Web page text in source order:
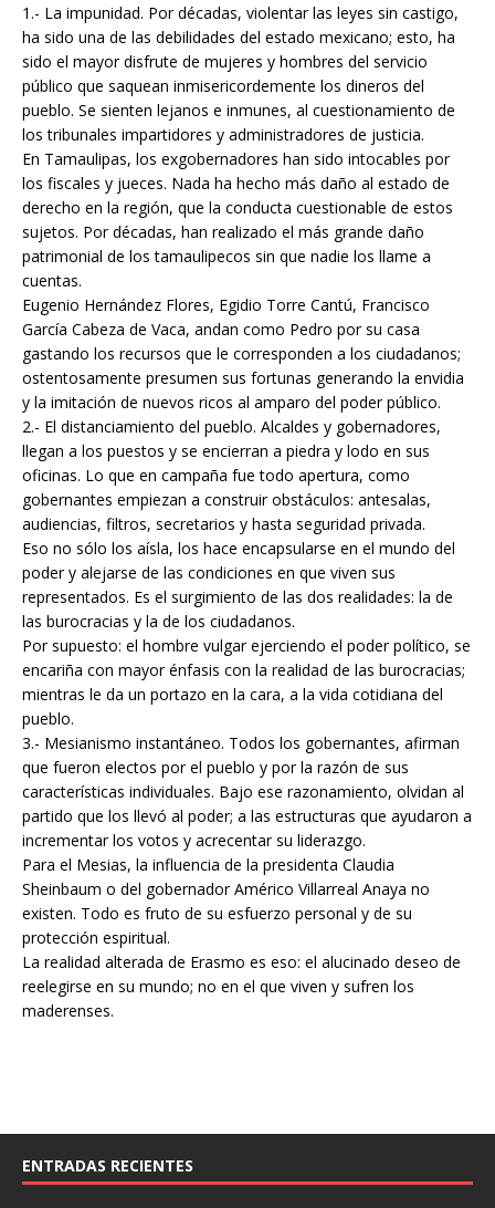
1.- La impunidad. Por décadas, violentar las leyes sin castigo,
ha sido una de las debilidades del estado mexicano; esto, ha
sido el mayor disfrute de mujeres y hombres del servicio
público que saquean inmisericordemente los dineros del
pueblo. Se sienten lejanos e inmunes, al cuestionamiento de
los tribunales impartidores y administradores de justicia.
En Tamaulipas, los exgobernadores han sido intocables por
los fiscales y jueces. Nada ha hecho más daño al estado de
derecho en la región, que la conducta cuestionable de estos
sujetos. Por décadas, han realizado el más grande daño
patrimonial de los tamaulipecos sin que nadie los llame a
cuentas.
Eugenio Hernández Flores, Egidio Torre Cantú, Francisco
García Cabeza de Vaca, andan como Pedro por su casa
gastando los recursos que le corresponden a los ciudadanos;
ostentosamente presumen sus fortunas generando la envidia
y la imitación de nuevos ricos al amparo del poder público.
2.- El distanciamiento del pueblo. Alcaldes y gobernadores,
llegan a los puestos y se encierran a piedra y lodo en sus
oficinas. Lo que en campaña fue todo apertura, como
gobernantes empiezan a construir obstáculos: antesalas,
audiencias, filtros, secretarios y hasta seguridad privada.
Eso no sólo los aísla, los hace encapsularse en el mundo del
poder y alejarse de las condiciones en que viven sus
representados. Es el surgimiento de las dos realidades: la de
las burocracias y la de los ciudadanos.
Por supuesto: el hombre vulgar ejerciendo el poder político, se
encariña con mayor énfasis con la realidad de las burocracias;
mientras le da un portazo en la cara, a la vida cotidiana del
pueblo.
3.- Mesianismo instantáneo. Todos los gobernantes, afirman
que fueron electos por el pueblo y por la razón de sus
características individuales. Bajo ese razonamiento, olvidan al
partido que los llevó al poder; a las estructuras que ayudaron a
incrementar los votos y acrecentar su liderazgo.
Para el Mesias, la influencia de la presidenta Claudia
Sheinbaum o del gobernador Américo Villarreal Anaya no
existen. Todo es fruto de su esfuerzo personal y de su
protección espiritual.
La realidad alterada de Erasmo es eso: el alucinado deseo de
reelegirse en su mundo; no en el que viven y sufren los
maderenses.
ENTRADAS RECIENTES